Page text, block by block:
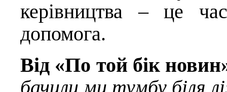
керівництва – це
допомога.
Від «По той бік
бачили ми тумбу біля